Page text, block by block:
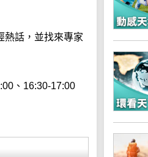
熱話，並找來專家
、16:30-17:00